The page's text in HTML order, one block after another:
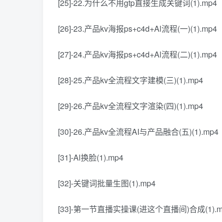
[25]-22.为什么不用gtp直接生成关键词(1).mp4
[26]-23.产品kv海报ps+c4d+Al流程(一)(1).mp4
[27]-24.产品kv海报ps+c4d+Al流程(二)(1).mp4
[28]-25.产品kv全流程文字建模(三)(1).mp4
[29]-26.产品kv全流程文字渲染(四)(1).mp4
[30]-26.产品kv全流程AI与产品融合(五)(1).mp4
[31]-Al换脸(1).mp4
[32]-关键词批量生图(1).mp4
[33]-第一节直播实操课(进这个直播间)合成